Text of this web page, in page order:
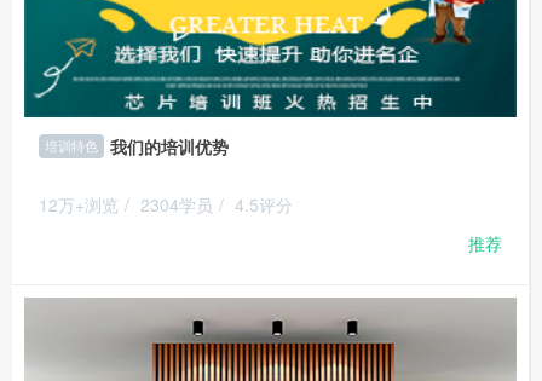
培训特色 我们的培训优势
12万+浏览 / 2304学员 / 4.5评分
推荐